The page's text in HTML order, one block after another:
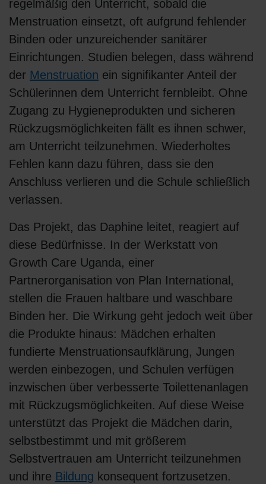
regelmäßig den Unterricht, sobald die
Menstruation einsetzt, oft aufgrund fehlender
Binden oder unzureichender sanitärer
Einrichtungen. Studien belegen, dass während
der Menstruation ein signifikanter Anteil der
Schülerinnen dem Unterricht fernbleibt. Ohne
Zugang zu Hygieneprodukten und sicheren
Rückzugsmöglichkeiten fällt es ihnen schwer,
am Unterricht teilzunehmen. Wiederholtes
Fehlen kann dazu führen, dass sie den
Anschluss verlieren und die Schule schließlich
verlassen.
Das Projekt, das Daphine leitet, reagiert auf
diese Bedürfnisse. In der Werkstatt von
Growth Care Uganda, einer
Partnerorganisation von Plan International,
stellen die Frauen haltbare und waschbare
Binden her. Die Wirkung geht jedoch weit über
die Produkte hinaus: Mädchen erhalten
fundierte Menstruationsaufklärung, Jungen
werden einbezogen, und Schulen verfügen
inzwischen über verbesserte Toilettenanlagen
mit Rückzugsmöglichkeiten. Auf diese Weise
unterstützt das Projekt die Mädchen darin,
selbstbestimmt und mit größerem
Selbstvertrauen am Unterricht teilzunehmen
und ihre Bildung konsequent fortzusetzen.